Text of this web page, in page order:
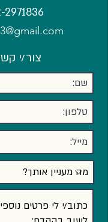
2971836
צור/י